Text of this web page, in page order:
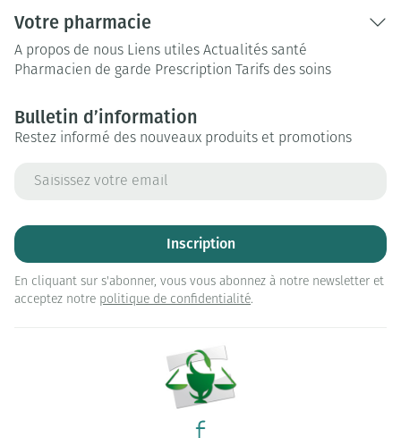
Votre pharmacie
A propos de nous Liens utiles Actualités santé
Pharmacien de garde Prescription Tarifs des soins
Bulletin d’information
Restez informé des nouveaux produits et promotions
Inscription
En cliquant sur s'abonner, vous vous abonnez à notre newsletter et
acceptez notre politique de confidentialité.